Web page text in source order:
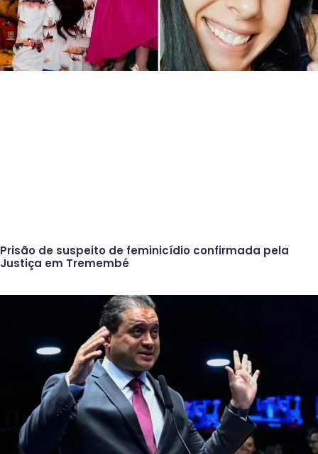
Prisão de suspeito de feminicídio confirmada pela
Justiça em Tremembé